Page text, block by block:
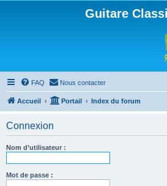
Guitare
FAQ Nous contacter
Accueil Portail Index du forum
Connexion
Nom d’utilisateur :
Mot de passe :